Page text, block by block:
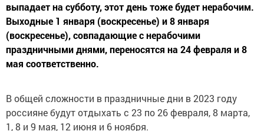
выпадает на субботу, этот день тоже будет нерабочим.
Выходные 1 января (воскресенье) и 8 января
(воскресенье), совпадающие с нерабочими
праздничными днями, переносятся на 24 февраля и 8
мая соответственно.
В общей сложности в праздничные дни в 2023 году
россияне будут отдыхать с 23 по 26 февраля, 8 марта,
1, 8 и 9 мая, 12 июня и 6 ноября.